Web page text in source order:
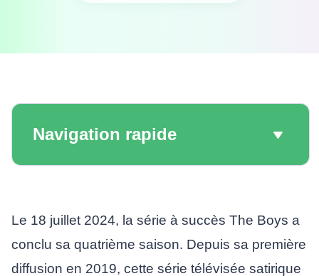
Navigation rapide
Le 18 juillet 2024, la série à succès The Boys a
conclu sa quatrième saison. Depuis sa première
diffusion en 2019, cette série télévisée satirique